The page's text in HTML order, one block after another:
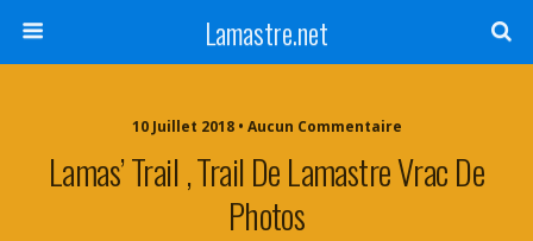
Lamastre.net
10 Juillet 2018 • Aucun Commentaire
Lamas’ Trail , Trail De Lamastre Vrac De
Photos